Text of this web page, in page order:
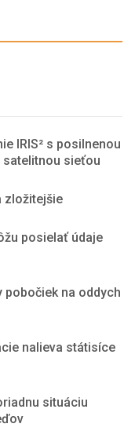
IRIS² s posilnenou
sieťou
zložitejšie
posielať údaje
pobočiek na oddych
nalieva státisíce
situáciu